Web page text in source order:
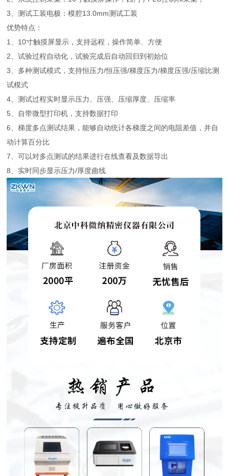
3、测试工装电极：模腔13.0mm测试工装
优势特点：
1、10寸触摸屏显示，支持远程，操作简单、方便
2、试验过程自动化，试验完成后自动回归到初始位
3、多种测试模式，支持恒压力/恒压强/梯度压力/梯度压强/压缩比测
试模式
4、测试过程实时显示压力、压强、压缩厚度、压缩率
5、自带微型打印机，支持数据打印
6、梯度多点测试结果，能够自动统计各梯度之间的电阻差值，并自
动计算百分比
7、可以对多点测试的结果进行在线查看及数据导出
8、实时同步显示压力/厚度曲线